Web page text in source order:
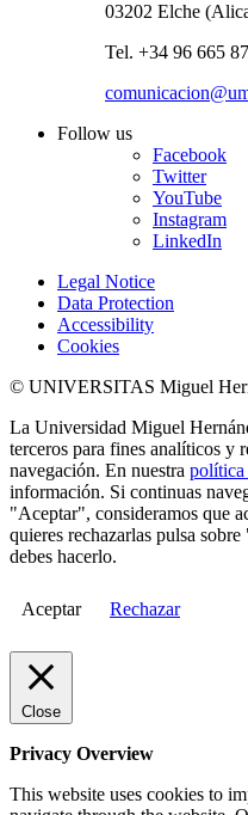
03202 Elche
Tel. +34 96 665
Follow us
Facebook
Twitter
YouTube
Instagram
LinkedIn
Legal Notice
Data Protection
Accessibility
Cookies
© UNIVERSITAS Miguel
La Universidad Miguel
terceros para fines analíticos y
navegación. En nuestra política
información. Si continuas
"Aceptar", consideramos que
quieres rechazarlas pulsa
debes hacerlo.
Aceptar Rechazar
Close
Privacy Overview
This website uses cookies to